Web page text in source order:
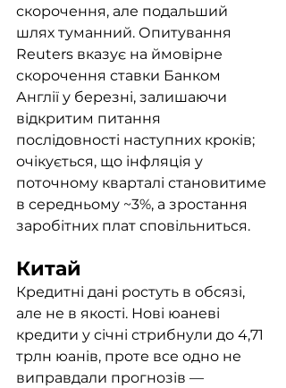
скорочення, але подальший
шлях туманний. Опитування
Reuters вказує на ймовірне
скорочення ставки Банком
Англії у березні, залишаючи
відкритим питання
послідовності наступних кроків;
очікується, що інфляція у
поточному кварталі становитиме
в середньому ~3%, а зростання
заробітних плат сповільниться.
Китай
Кредитні дані ростуть в обсязі,
але не в якості. Нові юаневі
кредити у січні стрибнули до 4,71
трлн юанів, проте все одно не
виправдали прогнозів —